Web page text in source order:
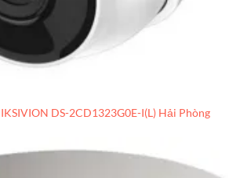
DS-2CD1323G0E-I(L) Hải Phòng